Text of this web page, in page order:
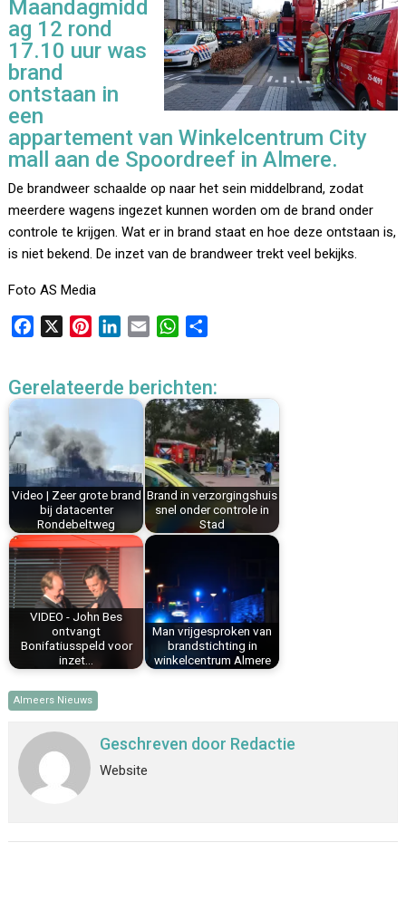
Maandagmidd
ag 12 rond
17.10 uur was
brand
ontstaan in
een
appartement van Winkelcentrum City
mall aan de Spoordreef in Almere.
De brandweer schaalde op naar het sein middelbrand, zodat
meerdere wagens ingezet kunnen worden om de brand onder
controle te krijgen. Wat er in brand staat en hoe deze ontstaan is,
is niet bekend. De inzet van de brandweer trekt veel bekijks.
Foto AS Media
e
b
o
o
k
t
r
e
s
t
k
n
i
l
W
t
s
A
p
p
e
n
Gerelateerde berichten:
Video | Zeer grote brand
bij datacenter
Rondebeltweg
Brand in verzorgingshuis
snel onder controle in
Stad
VIDEO - John Bes
ontvangt
Bonifatiusspeld voor
inzet…
Man vrijgesproken van
brandstichting in
winkelcentrum Almere
Almeers Nieuws
Geschreven door Redactie
Website